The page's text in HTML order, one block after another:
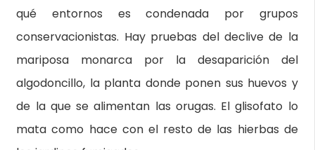
qué entornos es condenada por grupos
conservacionistas. Hay pruebas del declive de la
mariposa monarca por la desaparición del
algodoncillo, la planta donde ponen sus huevos y
de la que se alimentan las orugas. El glisofato lo
mata como hace con el resto de las hierbas de